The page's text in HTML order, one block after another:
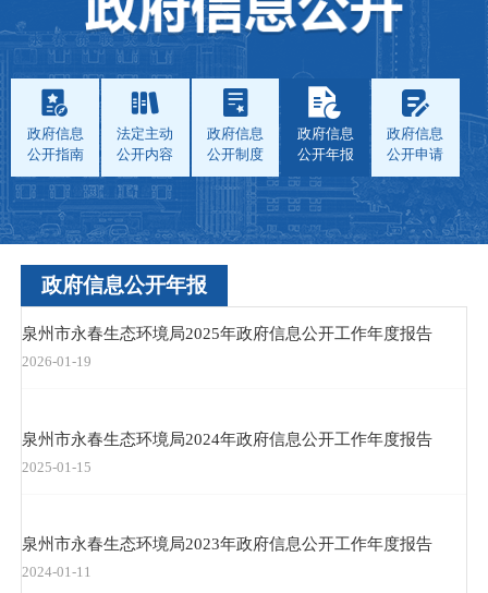
政府信息
公开指南
法定主动
公开内容
政府信息
公开制度
政府信息
公开年报
政府信息
公开申请
政府信息公开年报
泉州市永春生态环境局2025年政府信息公开工作年度报告
2026-01-19
泉州市永春生态环境局2024年政府信息公开工作年度报告
2025-01-15
泉州市永春生态环境局2023年政府信息公开工作年度报告
2024-01-11